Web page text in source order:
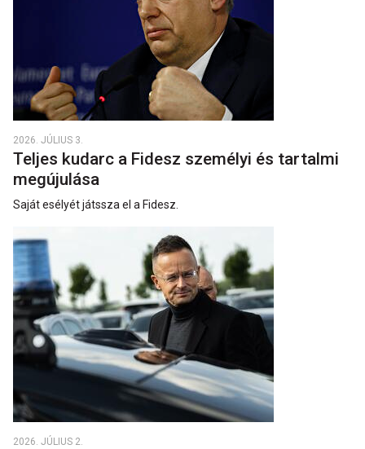
2026. JÚLIUS 3.
Teljes kudarc a Fidesz személyi és tartalmi
megújulása
Saját esélyét játssza el a Fidesz.
2026. JÚLIUS 2.